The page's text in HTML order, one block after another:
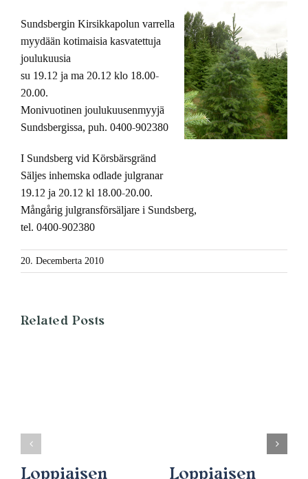
Sundsbergin Kirsikkapolun varrella
myydään kotimaisia kasvatettuja
joulukuusia
su 19.12 ja ma 20.12 klo 18.00-
20.00.
Monivuotinen joulukuusenmyyjä
Sundsbergissa, puh. 0400-902380
I Sundsberg vid Körsbärsgränd
Säljes inhemska odlade julgranar
19.12 ja 20.12 kl 18.00-20.00.
Mångårig julgransförsäljare i Sundsberg,
tel. 0400-902380
20. Decemberta 2010
Related Posts
Loppiaisen
Loppiaisen